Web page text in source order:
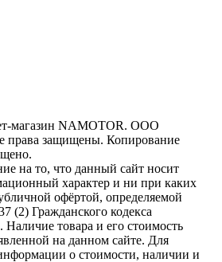
магазин NAMOTOR. ООО
права защищены. Копирование
на то, что данный сайт носит
характер и ни при каких
офёртой, определяемой
(2) Гражданского кодекса
товара и его стоимость
на данном сайте. Для
о стоимости, наличии и